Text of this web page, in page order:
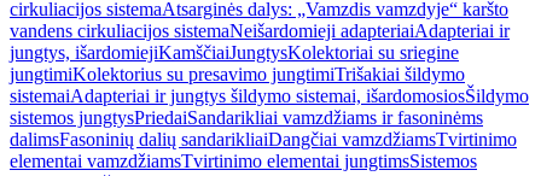
cirkuliacijos sistemaAtsarginės dalys: „Vamzdis vamzdyje“ karšto
vandens cirkuliacijos sistemaNeišardomieji adapteriaiAdapteriai ir
jungtys, išardomiejiKamščiaiJungtysKolektoriai su sriegine
jungtimiKolektorius su presavimo jungtimiTrišakiai šildymo
sistemaiAdapteriai ir jungtys šildymo sistemai, išardomosiosŠildymo
sistemos jungtysPriedaiSandarikliai vamzdžiams ir fasoninėms
dalimsFasoninių dalių sandarikliaiDangčiai vamzdžiamsTvirtinimo
elementai vamzdžiamsTvirtinimo elementai jungtimsSistemos